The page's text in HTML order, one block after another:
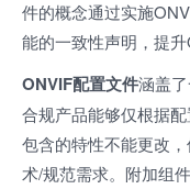
件的概念通过实施
能的一致性声明，提升
ONVIF配置文件涵盖
合规产品能够仅根据
包含的特性不能更改
术/规范需求。附加组